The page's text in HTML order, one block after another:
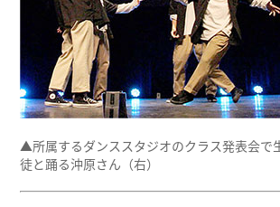
▲所属するダンススタジオのクラス発表会で
徒と踊る沖原さん（右）